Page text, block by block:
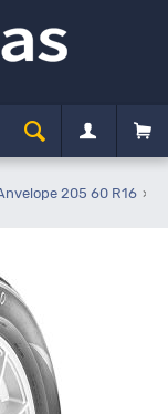
205 60 R16